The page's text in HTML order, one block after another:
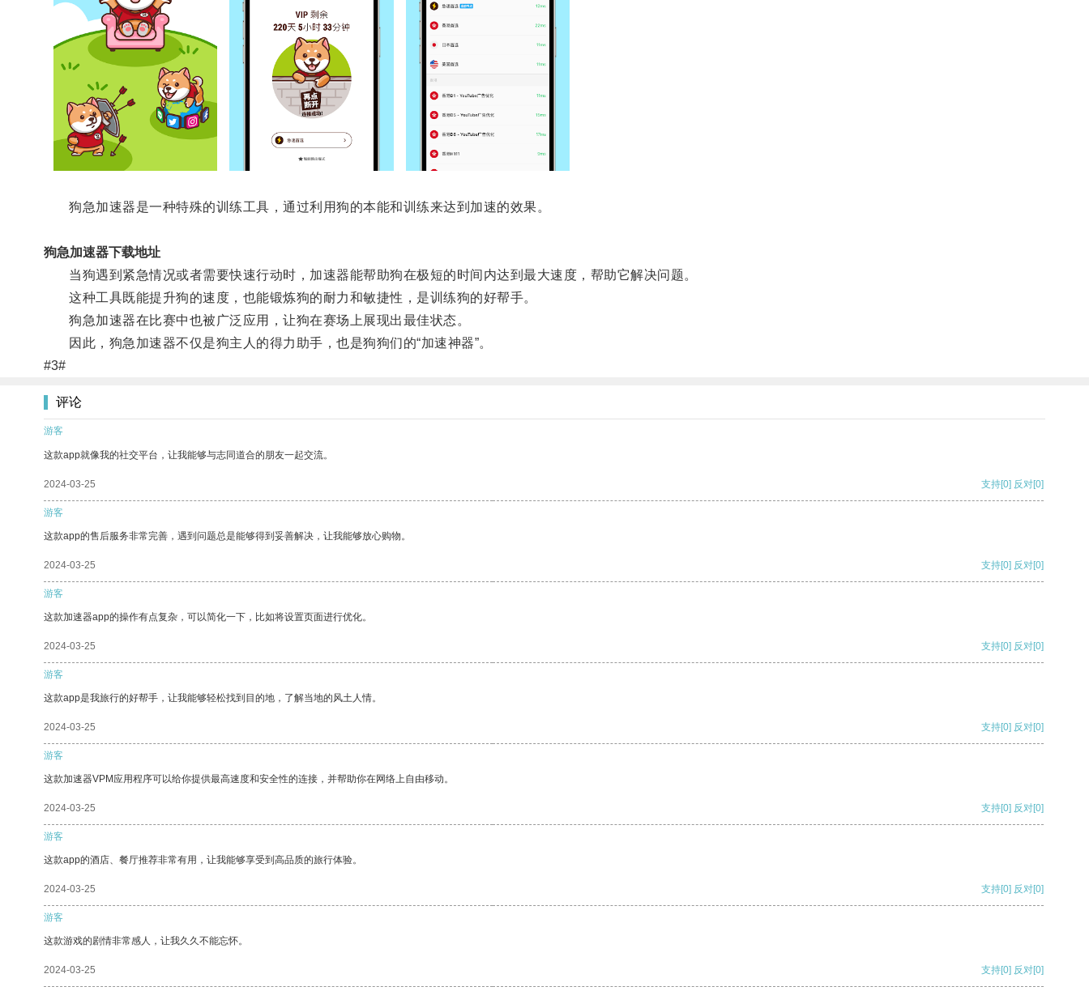
狗急加速器是一种特殊的训练工具，通过利用狗的本能和训练来达到加速的效果。
狗急加速器下载地址
当狗遇到紧急情况或者需要快速行动时，加速器能帮助狗在极短的时间内达到最大速度，帮助它解决问题。
这种工具既能提升狗的速度，也能锻炼狗的耐力和敏捷性，是训练狗的好帮手。
狗急加速器在比赛中也被广泛应用，让狗在赛场上展现出最佳状态。
因此，狗急加速器不仅是狗主人的得力助手，也是狗狗们的“加速神器”。
#3#
评论
游客
这款app就像我的社交平台，让我能够与志同道合的朋友一起交流。
2024-03-25 支持[0] 反对[0]
游客
这款app的售后服务非常完善，遇到问题总是能够得到妥善解决，让我能够放心购物。
2024-03-25 支持[0] 反对[0]
游客
这款加速器app的操作有点复杂，可以简化一下，比如将设置页面进行优化。
2024-03-25 支持[0] 反对[0]
游客
这款app是我旅行的好帮手，让我能够轻松找到目的地，了解当地的风土人情。
2024-03-25 支持[0] 反对[0]
游客
这款加速器VPM应用程序可以给你提供最高速度和安全性的连接，并帮助你在网络上自由移动。
2024-03-25 支持[0] 反对[0]
游客
这款app的酒店、餐厅推荐非常有用，让我能够享受到高品质的旅行体验。
2024-03-25 支持[0] 反对[0]
游客
这款游戏的剧情非常感人，让我久久不能忘怀。
2024-03-25 支持[0] 反对[0]